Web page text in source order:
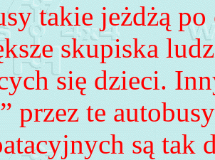
takie jeżdżą po
skupiska
się dzieci.
przez te
są tak